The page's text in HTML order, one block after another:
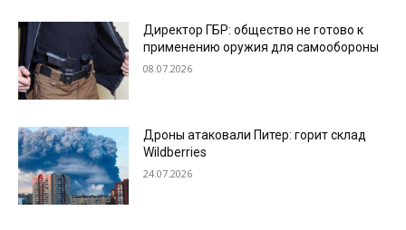
Директор ГБР: общество не готово к
применению оружия для самообороны
08.07.2026
Дроны атаковали Питер: горит склад
Wildberries
24.07.2026